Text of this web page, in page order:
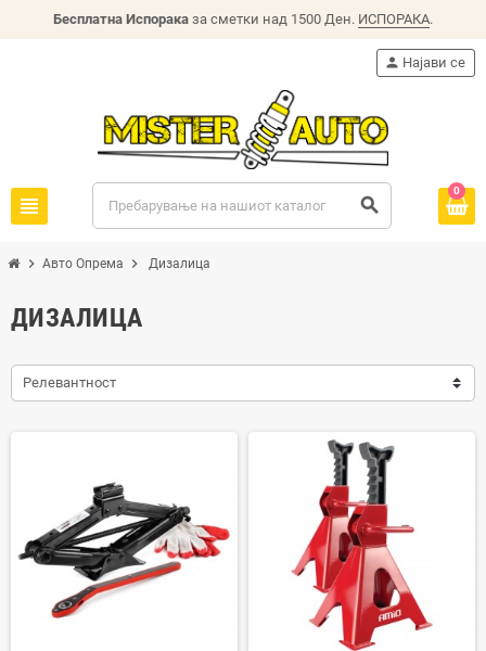
Бесплатна Испорака за сметки над 1500 Ден. ИСПОРАКА.
view_headline search
person Најави се
0
chevron_right Авто Опрема chevron_right Дизалица
ДИЗАЛИЦА
Релевантност